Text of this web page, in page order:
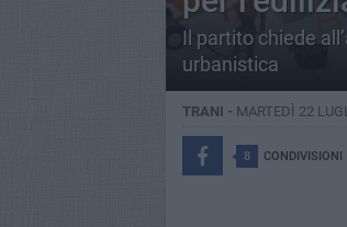
Il partito chiede
urbanistica
TRANI - MARTEDÌ 22
8 CONDIVISIONI